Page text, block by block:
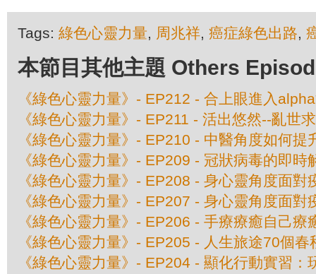
Tags: 綠色心靈力量, 周兆祥, 癌症綠色出路,
本節目其他主題 Others
《綠色心靈力量》- EP212 - 合上眼進入
《綠色心靈力量》- EP211 - 活出悠然--亂世
《綠色心靈力量》- EP210 - 中醫角度如何提
《綠色心靈力量》- EP209 - 冠狀病毒的即時
《綠色心靈力量》- EP208 - 身心靈角度面對
《綠色心靈力量》- EP207 - 身心靈角度面對
《綠色心靈力量》- EP206 - 手療療癒自己療
《綠色心靈力量》- EP205 - 人生旅途70個春
《綠色心靈力量》- EP204 - 顯化行動實習：